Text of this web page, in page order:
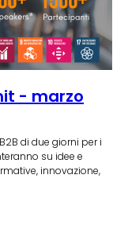
- marzo
di due giorni per i
su idee e
i nnovazione,